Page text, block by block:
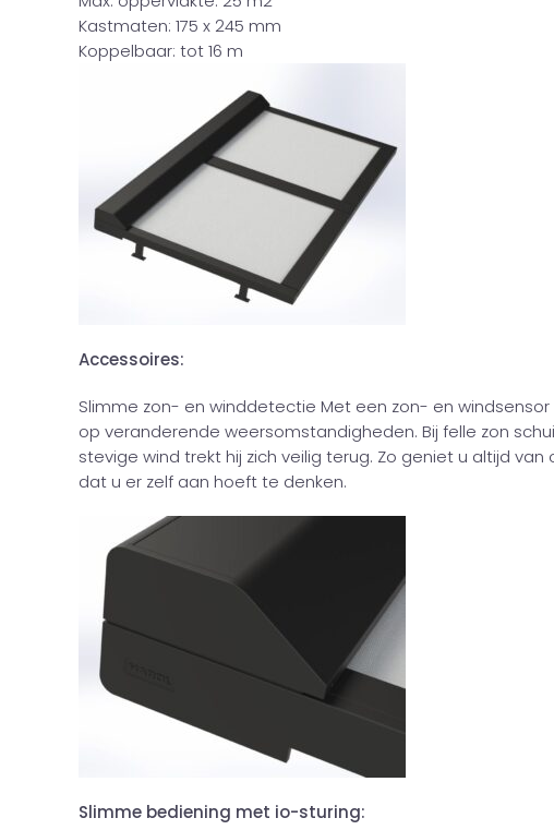
Kastmaten: 175 x 245 mm
Koppelbaar: tot 16 m
Accessoires:
Slimme zon- en winddetectie Met een zon- en
op veranderende weersomstandigheden. Bij felle zon
stevige wind trekt hij zich veilig terug. Zo geniet u altijd
dat u er zelf aan hoeft te denken.
Slimme bediening met io-sturing: